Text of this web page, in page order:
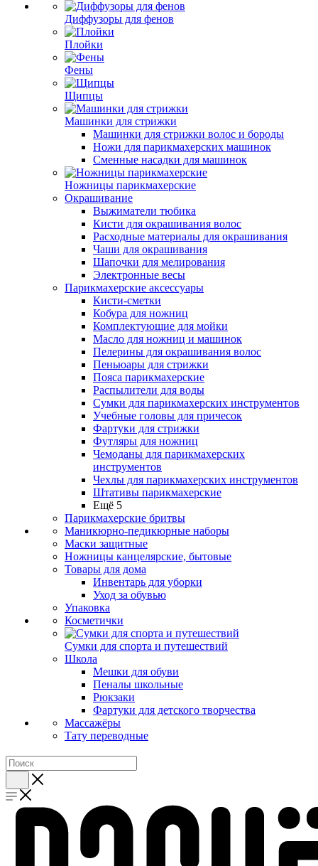
Диффузоры для фенов
Плойки
Фены
Щипцы
Машинки для стрижки
Машинки для стрижки волос и бороды
Ножи для парикмахерских машинок
Сменные насадки для машинок
Ножницы парикмахерские
Окрашивание
Выжиматели тюбика
Кисти для окрашивания волос
Расходные материалы для окрашивания
Чаши для окрашивания
Шапочки для мелирования
Электронные весы
Парикмахерские аксессуары
Кисти-сметки
Кобура для ножниц
Комплектующие для мойки
Масло для ножниц и машинок
Пелерины для окрашивания волос
Пеньюары для стрижки
Пояса парикмахерские
Распылители для воды
Сумки для парикмахерских инструментов
Учебные головы для причесок
Фартуки для стрижки
Футляры для ножниц
Чемоданы для парикмахерских
инструментов
Чехлы для парикмахерских инструментов
Штативы парикмахерские
Ещё 5
Парикмахерские бритвы
Маникюрно-педикюрные наборы
Маски защитные
Ножницы канцелярские, бытовые
Товары для дома
Инвентарь для уборки
Уход за обувью
Упаковка
Косметички
Сумки для спорта и путешествий
Школа
Мешки для обуви
Пеналы школьные
Рюкзаки
Фартуки для детского творчества
Массажёры
Тату переводные